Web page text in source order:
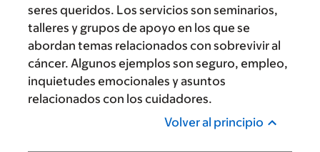
seres queridos. Los servicios son seminarios,
talleres y grupos de apoyo en los que se
abordan temas relacionados con sobrevivir al
cáncer. Algunos ejemplos son seguro, empleo,
inquietudes emocionales y asuntos
relacionados con los cuidadores.
Volver al principio